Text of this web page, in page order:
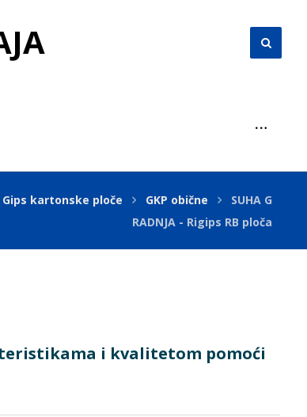
Gips kartonske ploče GKP obične
SUHA G
RADNJA - Rigips RB ploča
i kvalitetom pomoći